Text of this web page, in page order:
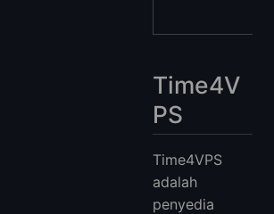
Time4V
PS
Time4VPS
adalah
penyedia